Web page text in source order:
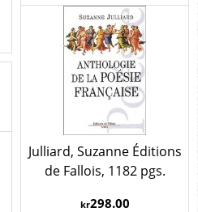
Julliard, Suzanne Éditions
de Fallois, 1182 pgs.
kr298.00